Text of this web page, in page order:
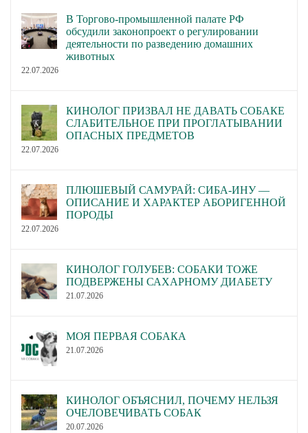
В Торгово-промышленной палате РФ
обсудили законопроект о регулировании
деятельности по разведению домашних
животных
22.07.2026
КИНОЛОГ ПРИЗВАЛ НЕ ДАВАТЬ СОБАКЕ
СЛАБИТЕЛЬНОЕ ПРИ ПРОГЛАТЫВАНИИ
ОПАСНЫХ ПРЕДМЕТОВ
22.07.2026
ПЛЮШЕВЫЙ САМУРАЙ: СИБА-ИНУ —
ОПИСАНИЕ И ХАРАКТЕР АБОРИГЕННОЙ
ПОРОДЫ
22.07.2026
КИНОЛОГ ГОЛУБЕВ: СОБАКИ ТОЖЕ
ПОДВЕРЖЕНЫ САХАРНОМУ ДИАБЕТУ
21.07.2026
МОЯ ПЕРВАЯ СОБАКА
21.07.2026
КИНОЛОГ ОБЪЯСНИЛ, ПОЧЕМУ НЕЛЬЗЯ
ОЧЕЛОВЕЧИВАТЬ СОБАК
20.07.2026